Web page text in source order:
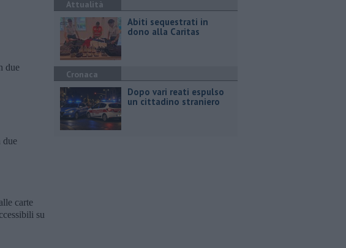
due
due
carte
su
Attualità
Abiti sequestrati in
dono alla Caritas
Cronaca
Dopo vari reati espulso
un cittadino straniero